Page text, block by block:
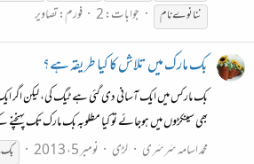
ننانوے نام
جوابات: 2 فورم:تصاویر
بک مارک میں تلاش کا کیا طریقہ ہے؟
بک مارکس میں ایک آسانی دی گئی ہے ٹیگ کی، لیکن اگر
بھی سینکڑوں میں ہوجائے تو کیا مطلوبہ بک مارک تک
محمد اسامہ سَرسَری
لڑی نومبر 5، 2013 بک